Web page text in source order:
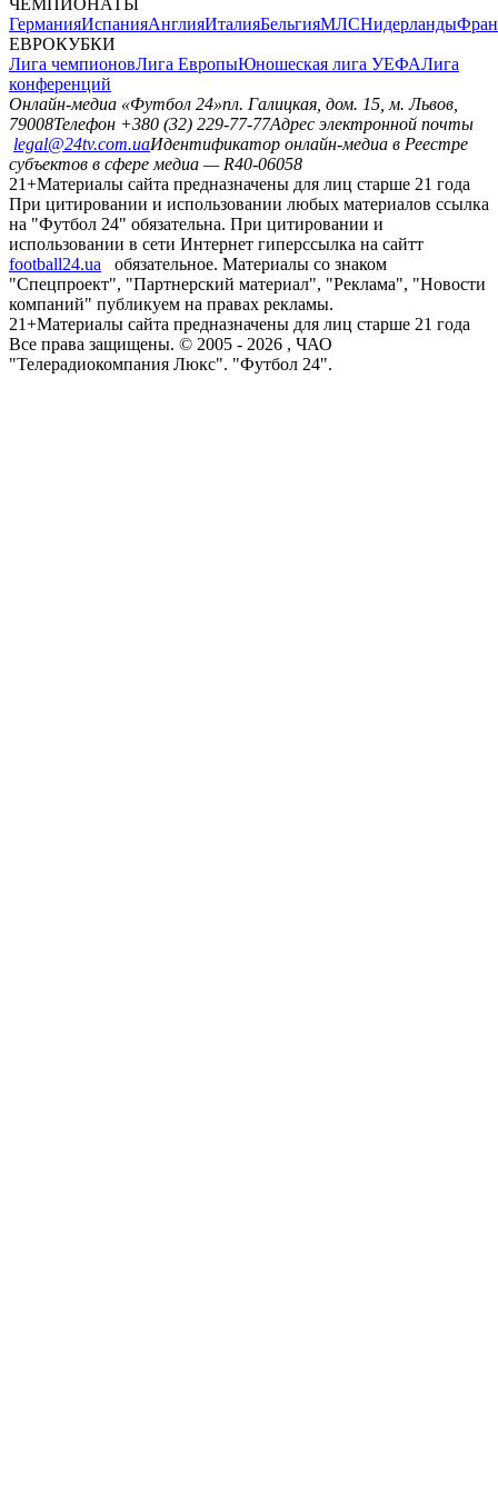
ЧЕМПИОНАТЫ
ГерманияИспанияАнглияИталияБельгияМЛСНидерланды
ЕВРОКУБКИ
Лига чемпионовЛига ЕвропыЮношеская лига УЕФАЛига
конференций
Онлайн-медиа «Футбол 24»пл. Галицкая, дом. 15, м. Львов,
79008Телефон +380 (32) 229-77-77Адрес электронной почты
legal@24tv.com.uaИдентификатор онлайн-медиа в Реестре
субъектов в сфере медиа — R40-06058
21+Материалы сайта предназначены для лиц старше 21 года
При цитировании и использовании любых материалов ссылка
на "Футбол 24" обязательна. При цитировании и
использовании в сети Интернет гиперссылка на сайтт
football24.ua
обязательное. Материалы со знаком
"Спецпроект", "Партнерский материал", "Реклама", "Новости
компаний" публикуем на правах рекламы.
21+Материалы сайта предназначены для лиц старше 21 года
Все права защищены. © 2005 - 2026 , ЧАО
"Телерадиокомпания Люкс". "Футбол 24".